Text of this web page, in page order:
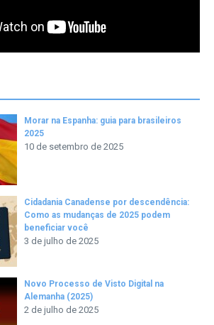
Morar na Espanha: guia para brasileiros
2025
10 de setembro de 2025
Cidadania Canadense por descendência:
Como as mudanças de 2025 podem
beneficiar você
3 de julho de 2025
Novo Processo de Visto Digital na
Alemanha (2025)
2 de julho de 2025